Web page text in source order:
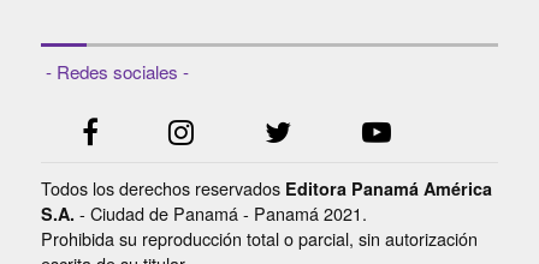
- Redes sociales -
Todos los derechos reservados Editora Panamá América
S.A. - Ciudad de Panamá - Panamá 2021.
Prohibida su reproducción total o parcial, sin autorización